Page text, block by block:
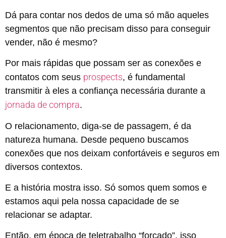
Dá para contar nos dedos de uma só mão aqueles
segmentos que não precisam disso para conseguir
vender, não é mesmo?
Por mais rápidas que possam ser as conexões e
contatos com seus prospects, é fundamental
transmitir à eles a confiança necessária durante a
jornada de compra.
O relacionamento, diga-se de passagem, é da
natureza humana. Desde pequeno buscamos
conexões que nos deixam confortáveis e seguros em
diversos contextos.
E a história mostra isso. Só somos quem somos e
estamos aqui pela nossa capacidade de se
relacionar se adaptar.
Então, em época de teletrabalho “forçado”, isso